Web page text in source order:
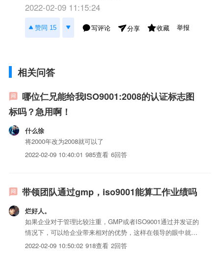
2022-02-09 11:15:24
赞同 15 写评论 分享 收藏 举报
相关问答
哪位仁兄能给我ISO9001:2008的认证标志图
标吗？急用啊！
什么徐
将2000年改为2008就可以了
2022-02-09 10:40:01 985查看 6回答
带领团队通过gmp，iso9001能算工作业绩吗
烂好人。
如果企业对于管理比较注重，GMP或者ISO9001通过并发证的
情况下，可以给企业带来相对的优势，这样在领导的眼中就算
是你的业绩，但同时要理解，此类认证现在很水.....
2022-02-09 10:50:02 918查看 2回答